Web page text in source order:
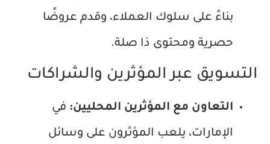
بناءً على سلوك العملاء، وقدم عروضًا
حصرية ومحتوى ذا صلة.
التسويق عبر المؤثرين والشراكات
التعاون مع المؤثرين المحليين: في
الإمارات، يلعب المؤثرون على وسائل